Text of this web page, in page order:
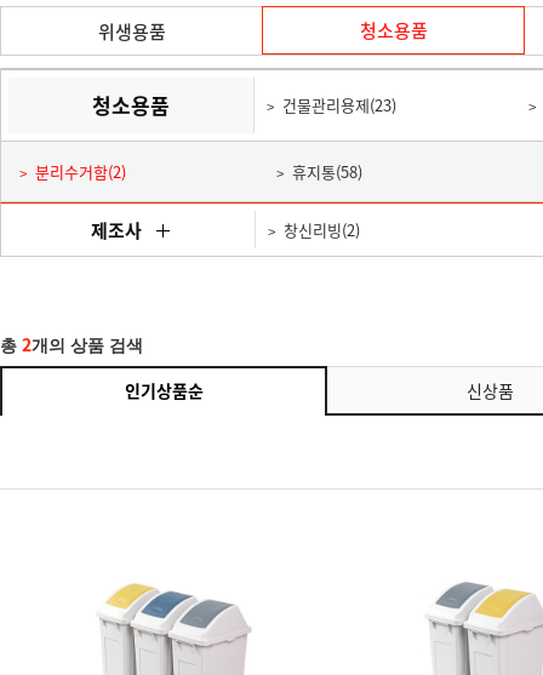
위생용품 청소용품
청소용품 건물관리용제(23)
분리수거함(2) 휴지통(58)
제조사 창신리빙(2)
총 2개의 상품 검색
인기상품순 신상품